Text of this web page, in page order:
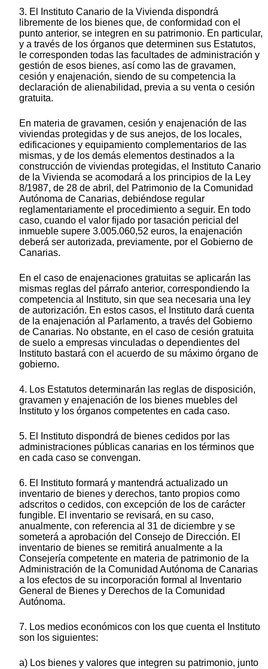
3. El Instituto Canario de la Vivienda dispondrá
libremente de los bienes que, de conformidad con el
punto anterior, se integren en su patrimonio. En particular,
y a través de los órganos que determinen sus Estatutos,
le corresponden todas las facultades de administración y
gestión de esos bienes, así como las de gravamen,
cesión y enajenación, siendo de su competencia la
declaración de alienabilidad, previa a su venta o cesión
gratuita.
En materia de gravamen, cesión y enajenación de las
viviendas protegidas y de sus anejos, de los locales,
edificaciones y equipamiento complementarios de las
mismas, y de los demás elementos destinados a la
construcción de viviendas protegidas, el Instituto Canario
de la Vivienda se acomodará a los principios de la Ley
8/1987, de 28 de abril, del Patrimonio de la Comunidad
Autónoma de Canarias, debiéndose regular
reglamentariamente el procedimiento a seguir. En todo
caso, cuando el valor fijado por tasación pericial del
inmueble supere 3.005.060,52 euros, la enajenación
deberá ser autorizada, previamente, por el Gobierno de
Canarias.
En el caso de enajenaciones gratuitas se aplicarán las
mismas reglas del párrafo anterior, correspondiendo la
competencia al Instituto, sin que sea necesaria una ley
de autorización. En estos casos, el Instituto dará cuenta
de la enajenación al Parlamento, a través del Gobierno
de Canarias. No obstante, en el caso de cesión gratuita
de suelo a empresas vinculadas o dependientes del
Instituto bastará con el acuerdo de su máximo órgano de
gobierno.
4. Los Estatutos determinarán las reglas de disposición,
gravamen y enajenación de los bienes muebles del
Instituto y los órganos competentes en cada caso.
5. El Instituto dispondrá de bienes cedidos por las
administraciones públicas canarias en los términos que
en cada caso se convengan.
6. El Instituto formará y mantendrá actualizado un
inventario de bienes y derechos, tanto propios como
adscritos o cedidos, con excepción de los de carácter
fungible. El inventario se revisará, en su caso,
anualmente, con referencia al 31 de diciembre y se
someterá a aprobación del Consejo de Dirección. El
inventario de bienes se remitirá anualmente a la
Consejería competente en materia de patrimonio de la
Administración de la Comunidad Autónoma de Canarias
a los efectos de su incorporación formal al Inventario
General de Bienes y Derechos de la Comunidad
Autónoma.
7. Los medios económicos con los que cuenta el Instituto
son los siguientes:
a) Los bienes y valores que integren su patrimonio, junto